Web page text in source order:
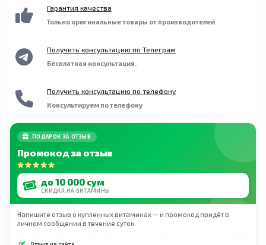
Гарантия качества
Только оригинальные товары от производителей.
Получить консультацию по Телеграм
Бесплатная консультация.
Получить консультацию по телефону
Консультируем по телефону
ПОДАРОК ЗА ОТЗЫВ
Промокод за отзыв
до 10 000 сум
СКИДКА НА ВИТАМИНЫ
Напишите отзыв о купленных витаминах — и промокод придёт в
личном сообщении в течение суток.
Отзыв на сайте